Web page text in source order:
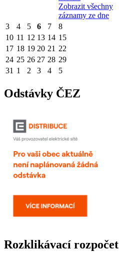
Zobrazit všechny
záznamy ze dne
3
4 5 6 7 8
10 11 12 13 14 15
17 18 19 20 21 22
24 25 26 27 28 29
31 1 2 3 4 5
Odstávky ČEZ
Rozklikávací rozpočet